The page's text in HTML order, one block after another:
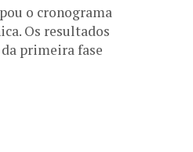
o cronograma
Os resultados
primeira fase